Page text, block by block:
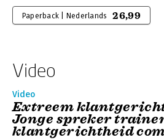
Paperback | Nederlands 26,99
Video
Video
Extreem
Jonge spreker
klantgerichtheid